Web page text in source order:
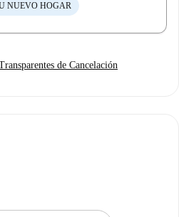
NUEVO HOGAR
de Cancelación